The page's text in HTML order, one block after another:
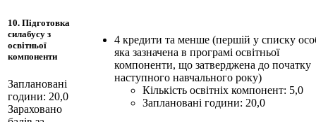
10. Підготовка
силабусу з
освітньої
компоненти
Заплановані
години: 20,0
Зараховано
4 кредити та менше (першій у списку
яка зазначена в програмі освітньої
компоненти, що затверджена до початку
наступного навчального року)
Кількість освітніх компонент: 5,0
Заплановані години: 20,0